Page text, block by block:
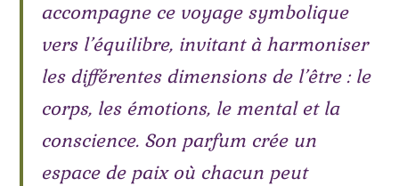
accompagne ce voyage symbolique
vers l’équilibre, invitant à harmoniser
les différentes dimensions de l’être : le
corps, les émotions, le mental et la
conscience. Son parfum crée un
espace de paix où chacun peut